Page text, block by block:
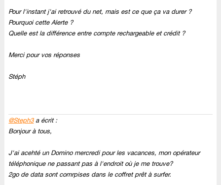
Pour l'instant j'ai retrouvé du net, mais est ce que ça va durer ?
Pourquoi cette Alerte ?
Quelle est la différence entre compte rechargeable et crédit ?
Merci pour vos réponses
Stéph
@Steph3a écrit :
Bonjour à tous,
J'ai acehté un Domino mercredi pour les vacances, mon opérateur
téléphonique ne passant pas à l'endroit où je me trouve?
2go de data sont comrpises dans le coffret prêt à surfer.